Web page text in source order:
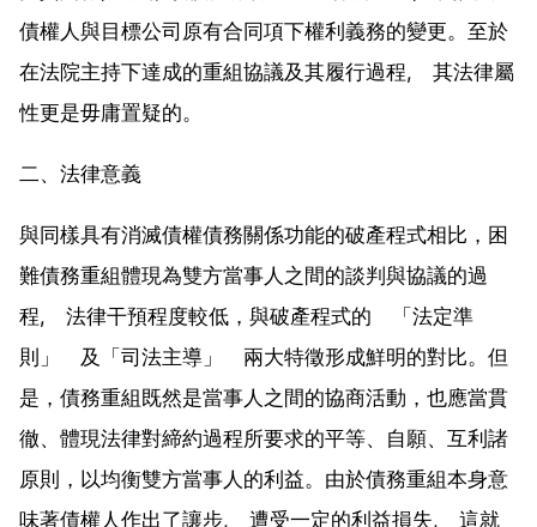
債權人與目標公司原有合同項下權利義務的變更。至於
在法院主持下達成的重組協議及其履行過程, 其法律屬
性更是毋庸置疑的。
二、法律意義
與同樣具有消滅債權債務關係功能的破產程式相比，困
難債務重組體現為雙方當事人之間的談判與協議的過
程, 法律干預程度較低，與破產程式的 「法定準
則」 及「司法主導」 兩大特徵形成鮮明的對比。但
是，債務重組既然是當事人之間的協商活動，也應當貫
徹、體現法律對締約過程所要求的平等、自願、互利諸
原則，以均衡雙方當事人的利益。由於債務重組本身意
味著債權人作出了讓步, 遭受一定的利益損失, 這就